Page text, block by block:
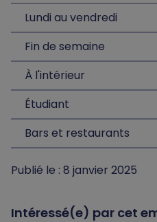
Lundi au vendredi
Fin de semaine
À l'intérieur
Étudiant
Bars et restaurants
Publié le : 8 janvier 2025
Intéressé(e) par cet